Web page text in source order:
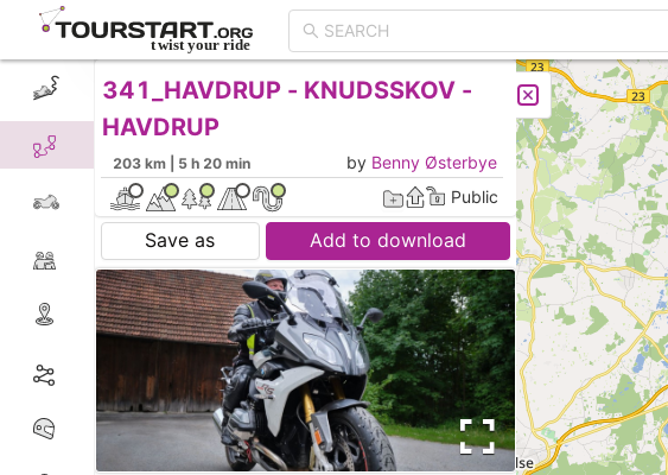
CREATE TOUR LIST
341_HAVDRUP - KNUDSSKOV -
HAVDRUP
203 km | 5 h 20 min by Benny Østerbye
Public
Save as Add to download